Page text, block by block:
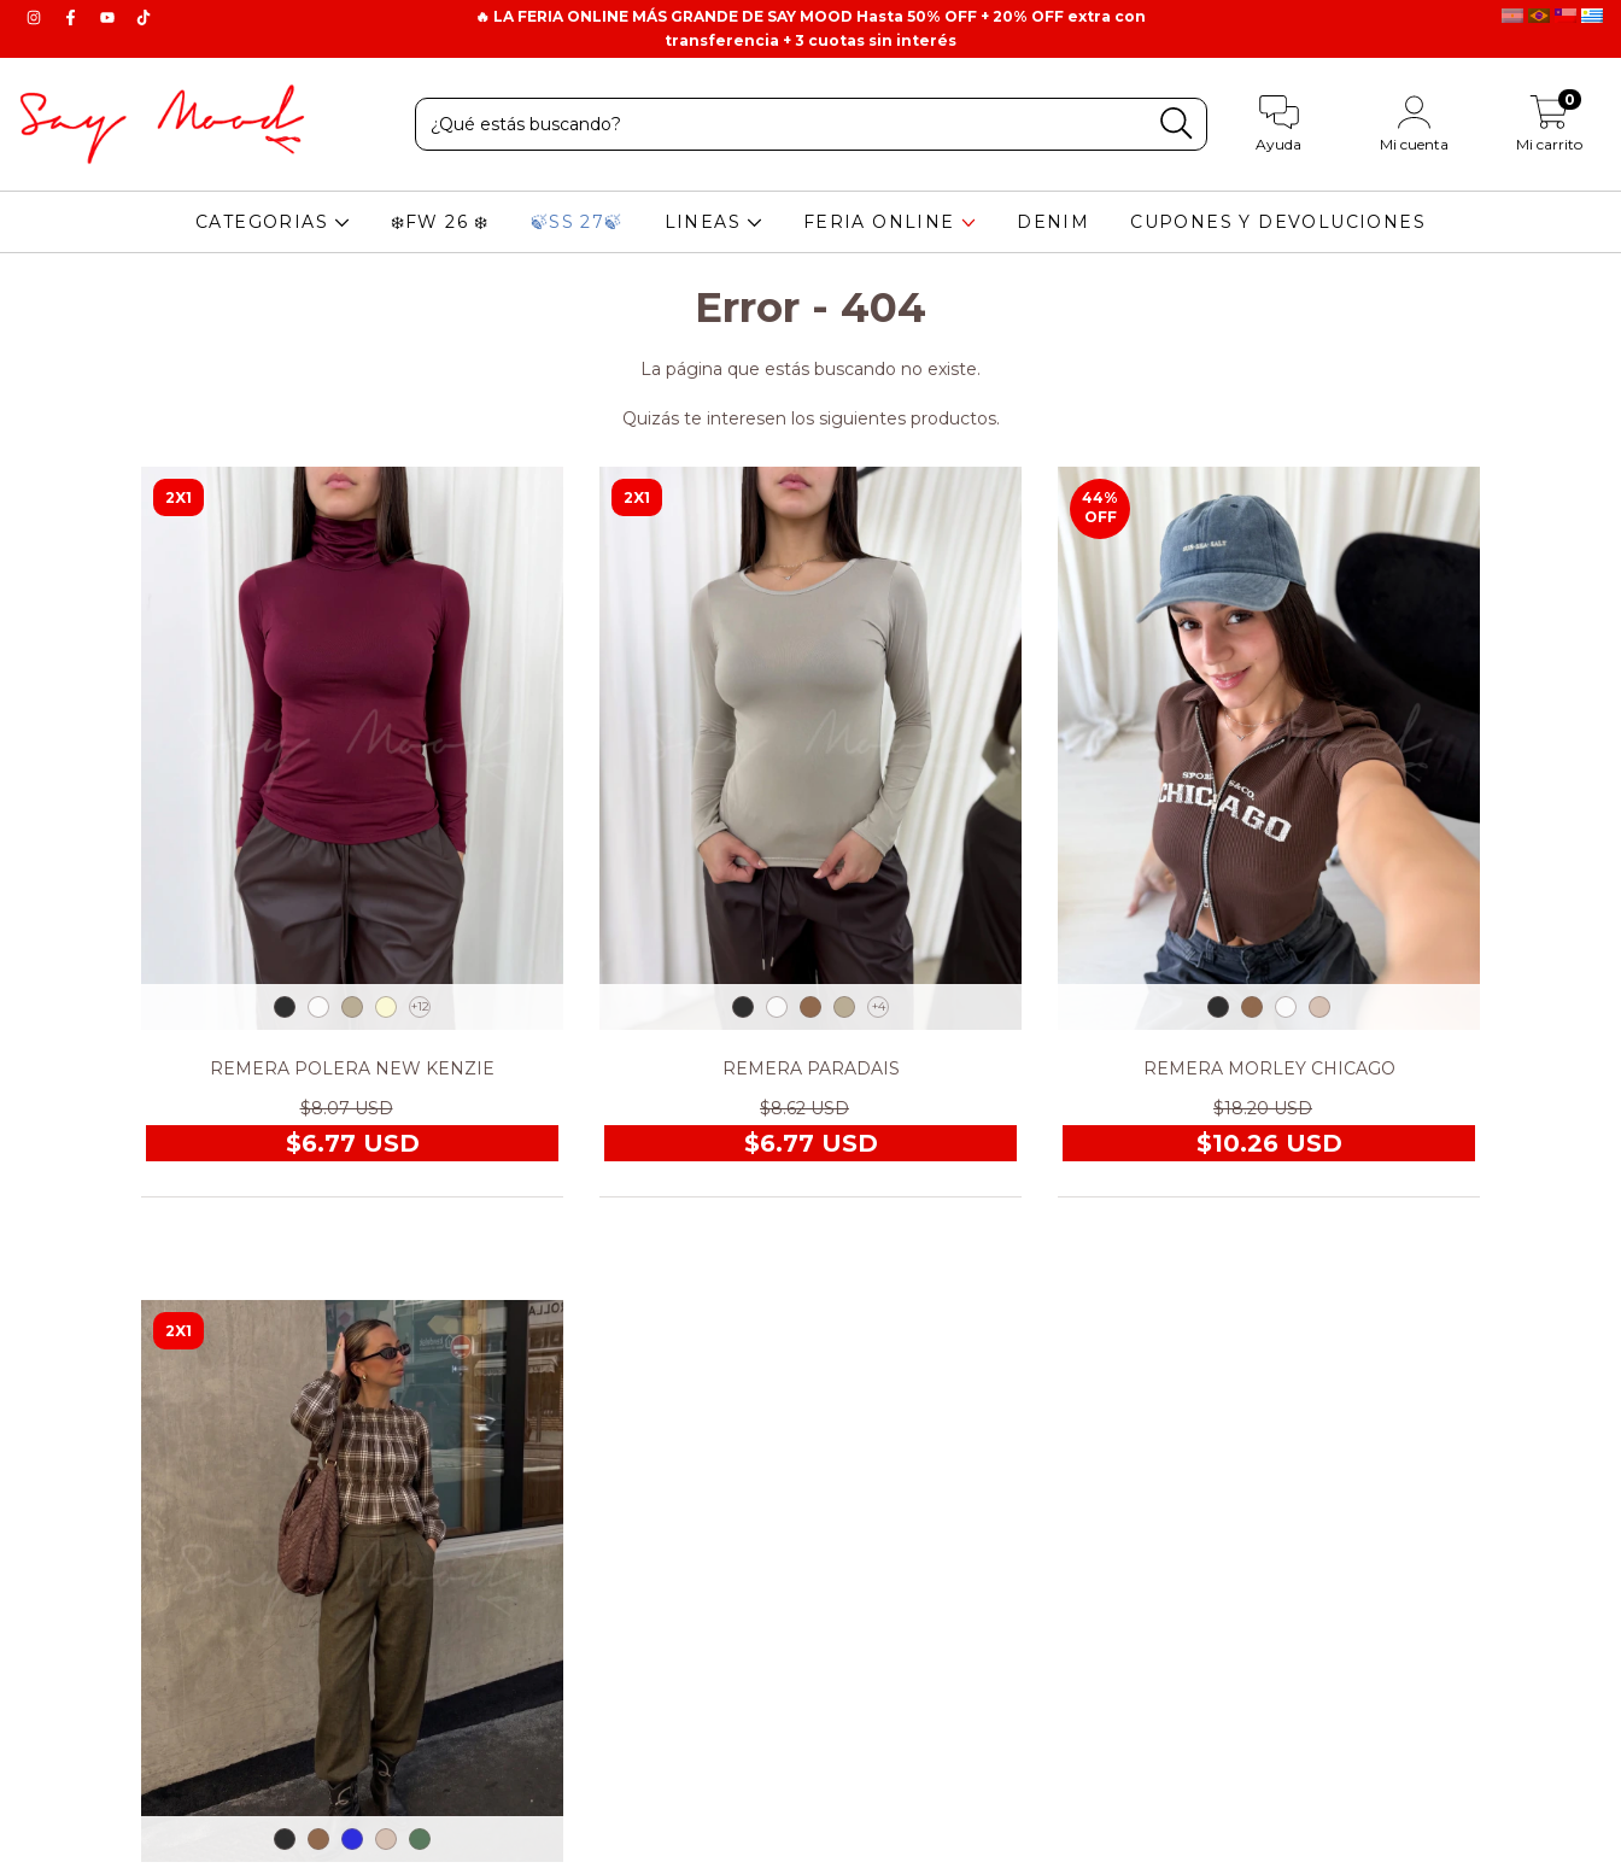
🔥 LA FERIA ONLINE MÁS GRANDE DE SAY MOOD Hasta 50% OFF + 20% OFF extra con
transferencia + 3 cuotas sin interés
Ayuda Mi cuenta Mi carrito
0
CATEGORIAS ❄️FW 26 ❄️ 🍃SS 27🍃 LINEAS FERIA ONLINE DENIM CUPONES Y DEVOLUCIONES
Error - 404
La página que estás buscando no existe.
Quizás te interesen los siguientes productos.
2X1
+12
REMERA POLERA NEW KENZIE
$8.07 USD
$6.77 USD
2X1
+4
REMERA PARADAIS
$8.62 USD
$6.77 USD
44%
OFF
REMERA MORLEY CHICAGO
$18.20 USD
$10.26 USD
2X1